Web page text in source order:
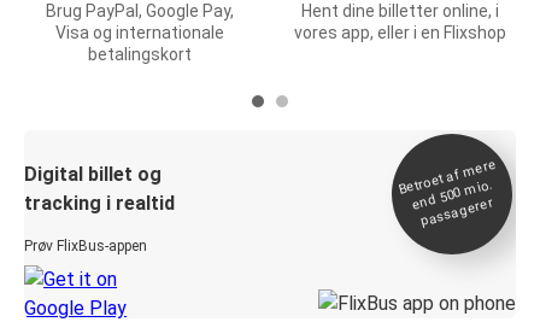
Brug PayPal, Google Pay,
Visa og internationale
betalingskort
Hent dine billetter online, i
vores app, eller i en Flixshop
Digital billet og
tracking i realtid
Prøv FlixBus-appen
Betroet af
mere
end 500
mio.
passagerer